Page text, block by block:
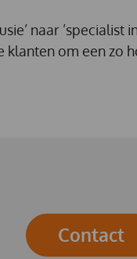
naar ’specialist
klanten om een zo
Contact